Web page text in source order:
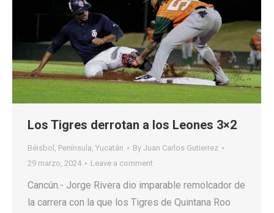
Los Tigres derrotan a los Leones 3×2
Béisbol , Península, Yucatán By Juan Carlos Gutierrez
29 marzo, 2024
Leave a comment
Cancún.- Jorge Rivera dio imparable remolcador de
la carrera con la que los Tigres de Quintana Roo